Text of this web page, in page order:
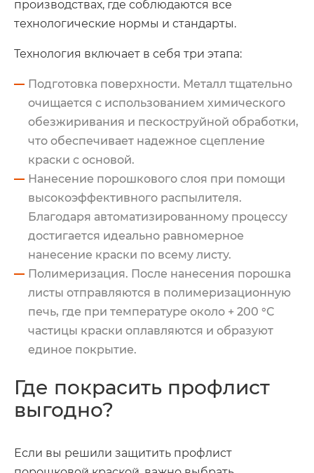
производствах, где соблюдаются все
технологические нормы и стандарты.
Технология включает в себя три этапа:
Подготовка поверхности. Металл тщательно
очищается с использованием химического
обезжиривания и пескоструйной обработки,
что обеспечивает надежное сцепление
краски с основой.
Нанесение порошкового слоя при помощи
высокоэффективного распылителя.
Благодаря автоматизированному процессу
достигается идеально равномерное
нанесение краски по всему листу.
Полимеризация. После нанесения порошка
листы отправляются в полимеризационную
печь, где при температуре около + 200 °C
частицы краски оплавляются и образуют
единое покрытие.
Где покрасить профлист
выгодно?
Если вы решили защитить профлист